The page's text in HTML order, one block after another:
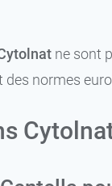
ne sont
des normes